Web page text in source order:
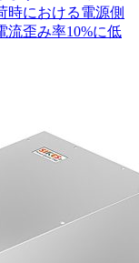
時における電源側
流歪み率10%に低